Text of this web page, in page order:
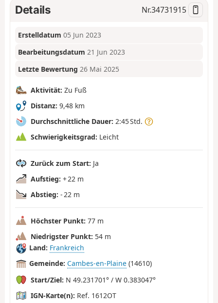
Details Nr.34731915
Erstelldatum 05 Jun 2023
Bearbeitungsdatum 21 Jun 2023
Letzte Bewertung 26 Mai 2025
Aktivität: Zu Fuß
Distanz: 9,48 km
Durchschnittliche Dauer: 2:45 Std.
Schwierigkeitsgrad: Leicht
Zurück zum Start: Ja
Aufstieg: + 22 m
Abstieg: - 22 m
Höchster Punkt: 77 m
Niedrigster Punkt: 54 m
Land: Frankreich
Gemeinde: Cambes-en-Plaine (14610)
Start/Ziel: N 49.231701° / W 0.383047°
IGN-Karte(n): Ref. 1612OT